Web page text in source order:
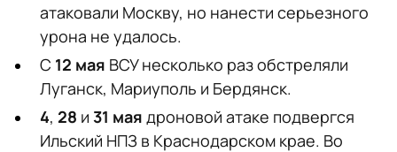
атаковали Москву, но нанести серьезного
урона не удалось.
С 12 мая ВСУ несколько раз обстреляли
Луганск, Мариуполь и Бердянск.
4, 28 и 31 мая дроновой атаке подвергся
Ильский НПЗ в Краснодарском крае. Во